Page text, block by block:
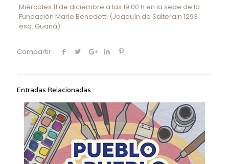
Miércoles 11 de diciembre a las 19:00 h en la sede de la
Fundación Mario Benedetti (Joaquín de Salterain 1293
esq. Guaná).
Compartir
Entradas Relacionadas